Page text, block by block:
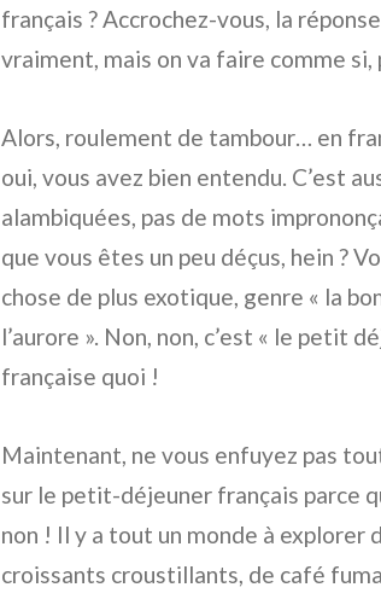
français ? Accrochez-vous, la
vraiment, mais on va faire comme si,
Alors, roulement de tambour… en
oui, vous avez bien entendu. C’est
alambiquées, pas de mots
que vous êtes un peu déçus, hein ?
chose de plus exotique, genre « la
l’aurore ». Non, non, c’est « le petit
française quoi !
Maintenant, ne vous enfuyez pas
sur le petit-déjeuner français parce
non ! Il y a tout un monde à
croissants croustillants, de café